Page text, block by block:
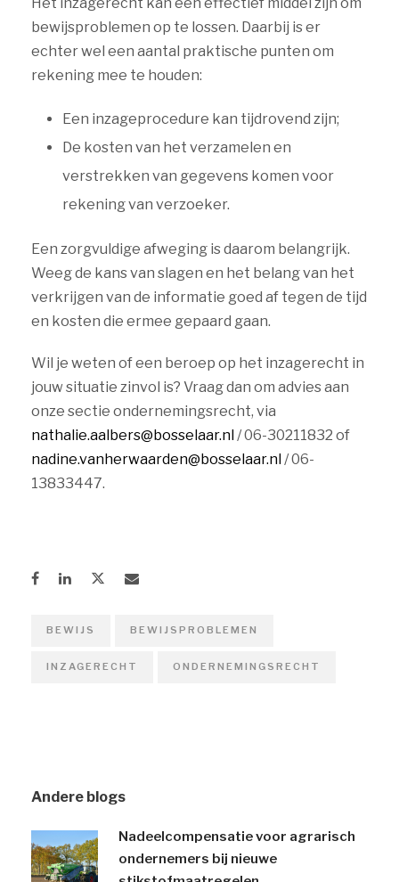
bewijsproblemen op te lossen. Daarbij is er
echter wel een aantal praktische punten om
rekening mee te houden:
Een inzageprocedure kan tijdrovend zijn;
De kosten van het verzamelen en
verstrekken van gegevens komen voor
rekening van verzoeker.
Een zorgvuldige afweging is daarom belangrijk.
Weeg de kans van slagen en het belang van het
verkrijgen van de informatie goed af tegen de tijd
en kosten die ermee gepaard gaan.
Wil je weten of een beroep op het inzagerecht in
jouw situatie zinvol is? Vraag dan om advies aan
onze sectie ondernemingsrecht, via
nathalie.aalbers@bosselaar.nl/ 06-30211832 of
nadine.vanherwaarden@bosselaar.nl/ 06-
13833447.
BEWIJS BEWIJSPROBLEMEN
INZAGERECHT ONDERNEMINGSRECHT
Andere blogs
Nadeelcompensatie voor agrarisch
ondernemers bij nieuwe